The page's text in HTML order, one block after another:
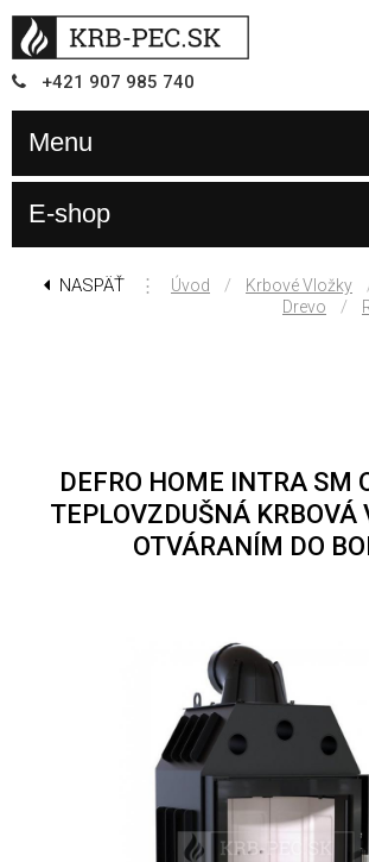
+421 907 985 740
Menu
E-shop
NASPÄŤ ⋮ Úvod / Krbové Vložky
Drevo
/
DEFRO HOME INTRA SM
TEPLOVZDUŠNÁ KRBOVÁ
OTVÁRANÍM DO